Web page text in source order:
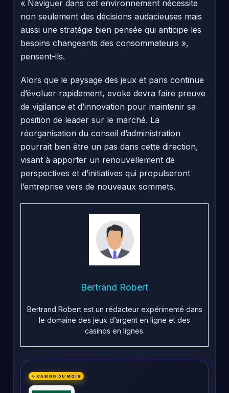
« Naviguer dans cet environnement nécessite
non seulement des décisions audacieuses mais
aussi une stratégie bien pensée qui anticipe les
besoins changeants des consommateurs »,
pensent-ils.
Alors que le paysage des jeux et paris continue
d’évoluer rapidement, evoke devra faire preuve
de vigilance et d’innovation pour maintenir sa
position de leader sur le marché. La
réorganisation du conseil d’administration
pourrait bien être un pas dans cette direction,
visant à apporter un renouvellement de
perspectives et d’initiatives qui propulseront
l’entreprise vers de nouveaux sommets.
Bertrand Robert
Bertrand Robert est un rédacteur expérimenté dans
le domaine des jeux d’argent en ligne et des
casinos en lignes.
✨ CASINO DU MOIS